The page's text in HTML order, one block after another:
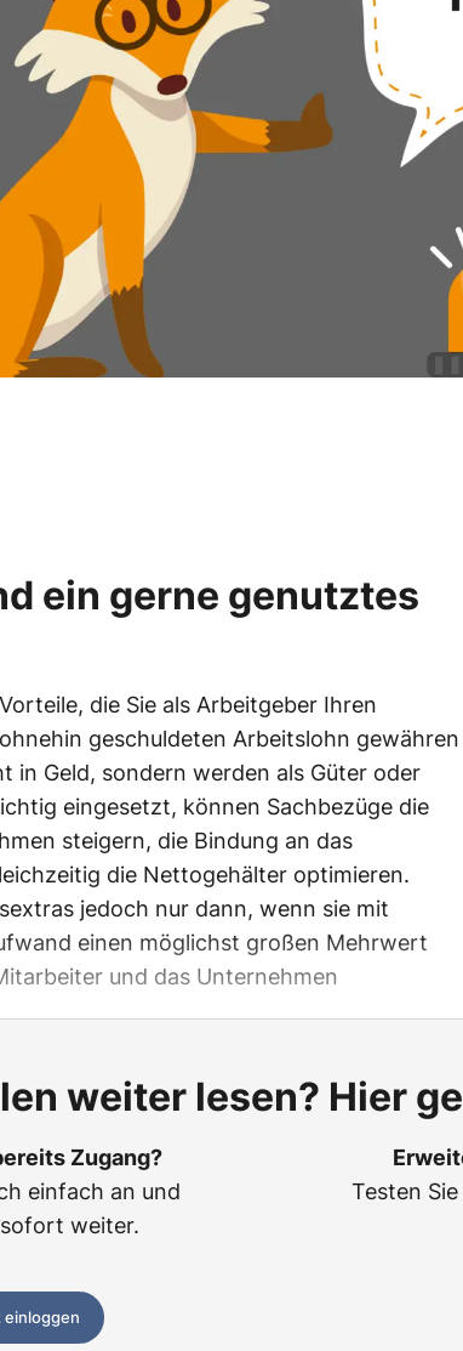
ein gerne genutztes
die Sie als Arbeitgeber Ihren
geschuldeten Arbeitslohn gewähren
in Geld, sondern werden als Güter oder
eingesetzt, können Sachbezüge die
steigern, die Bindung an das
die Nettogehälter optimieren.
jedoch nur dann, wenn sie mit
einen möglichst großen Mehrwert
und das Unternehmen
weiter lesen? Hier
Zugang?
einfach an und
sofort weiter.
Testen
einloggen